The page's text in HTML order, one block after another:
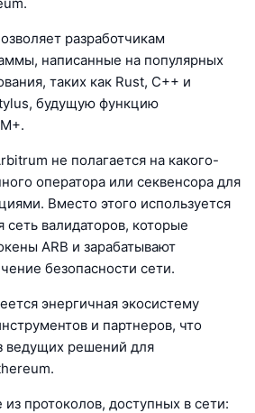
разработчикам
написанные на популярных
таких как Rust, C++ и
будущую функцию
не полагается на какого-
оператора или секвенсора для
Вместо этого используется
сеть валидаторов, которые
ARB и зарабатывают
безопасности сети.
энергичная экосистему
и партнеров, что
ведущих решений для
протоколов, доступных в сети: